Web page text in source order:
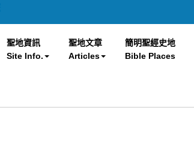
聖地資訊
Site Info.
聖地文章
Articles
簡明聖經史地
Bible Places